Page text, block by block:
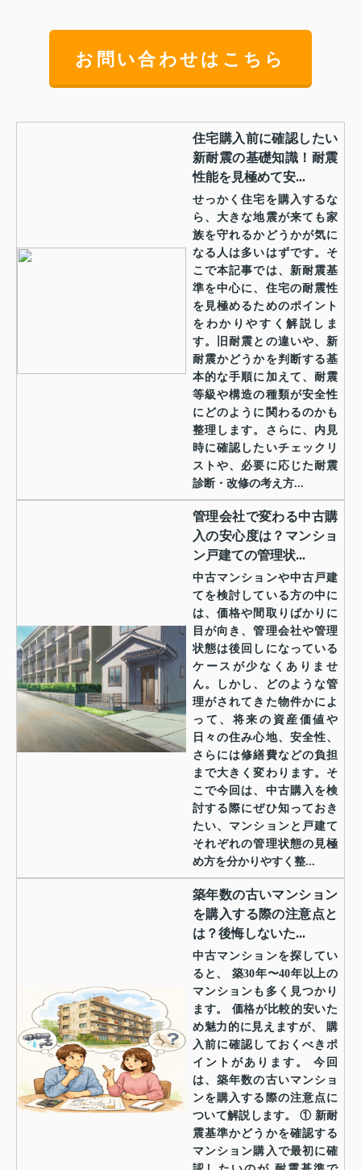
お問い合わせはこちら
住宅購入前に確認したい
新耐震の基礎知識！耐震
性能を見極めて安...
せっかく住宅を購入するな
ら、大きな地震が来ても家
族を守れるかどうかが気に
なる人は多いはずです。そ
こで本記事では、新耐震基
準を中心に、住宅の耐震性
を見極めるためのポイント
をわかりやすく解説しま
す。旧耐震との違いや、新
耐震かどうかを判断する基
本的な手順に加えて、耐震
等級や構造の種類が安全性
にどのように関わるのかも
整理します。さらに、内見
時に確認したいチェックリ
ストや、必要に応じた耐震
診断・改修の考え方...
管理会社で変わる中古購
入の安心度は？マンショ
ン戸建ての管理状...
中古マンションや中古戸建
てを検討している方の中に
は、価格や間取りばかりに
目が向き、管理会社や管理
状態は後回しになっている
ケースが少なくありませ
ん。しかし、どのような管
理がされてきた物件かによ
って、将来の資産価値や
日々の住み心地、安全性、
さらには修繕費などの負担
まで大きく変わります。そ
こで今回は、中古購入を検
討する際にぜひ知っておき
たい、マンションと戸建て
それぞれの管理状態の見極
め方を分かりやすく整...
築年数の古いマンション
を購入する際の注意点と
は？後悔しないた...
中古マンションを探してい
ると、 築30年〜40年以上の
マンションも多く見つかり
ます。 価格が比較的安いた
め魅力的に見えますが、 購
入前に確認しておくべきポ
イントがあります。 今回
は、築年数の古いマンショ
ンを購入する際の注意点に
ついて解説します。 ① 新耐
震基準かどうかを確認する
マンション購入で最初に確